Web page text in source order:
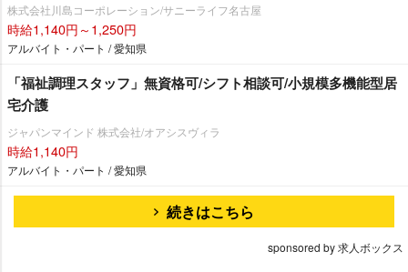
株式会社川島コーポレーション/サニーライフ名古屋
時給1,140円～1,250円
アルバイト・パート / 愛知県
「福祉調理スタッフ」無資格可/シフト相談可/小規模多機能型居
宅介護
ジャパンマインド 株式会社/オアシスヴィラ
時給1,140円
アルバイト・パート / 愛知県
続きはこちら
sponsored by 求人ボックス